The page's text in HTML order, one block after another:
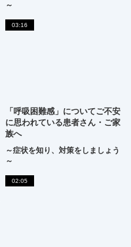
～
03:16
「呼吸困難感」についてご不安
に思われている患者さん・ご家
族へ
～症状を知り、対策をしましょう
～
02:05